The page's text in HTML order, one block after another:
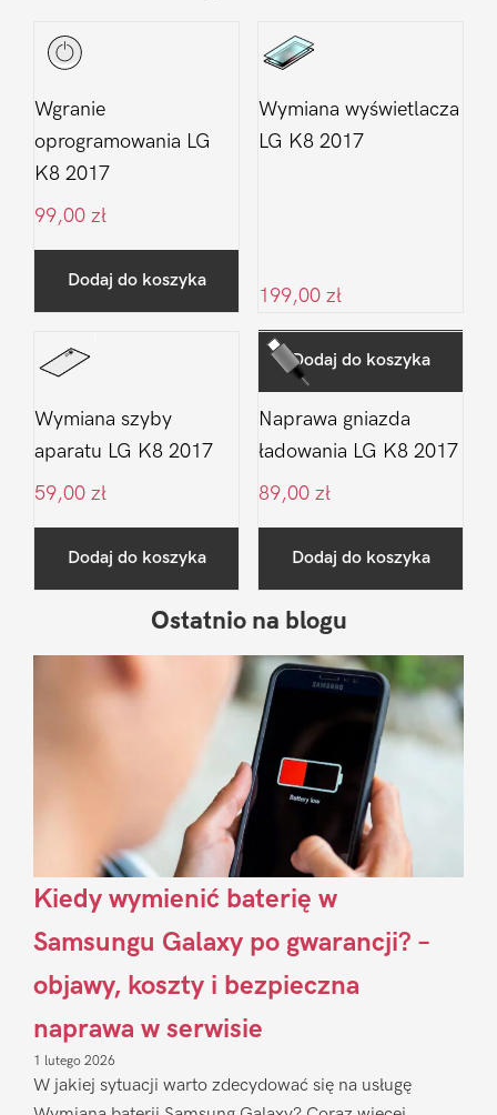
Wgranie
oprogramowania LG
K8 2017
99,00 zł
Dodaj do koszyka
Wymiana wyświetlacza
LG K8 2017
199,00 zł
Dodaj do koszyka
Wymiana szyby
aparatu LG K8 2017
59,00 zł
Dodaj do koszyka
Naprawa gniazda
ładowania LG K8 2017
89,00 zł
Dodaj do koszyka
Sidebar
Ostatnio na blogu
Kiedy wymienić baterię w
Samsungu Galaxy po gwarancji? –
objawy, koszty i bezpieczna
naprawa w serwisie
1 lutego 2026
W jakiej sytuacji warto zdecydować się na usługę